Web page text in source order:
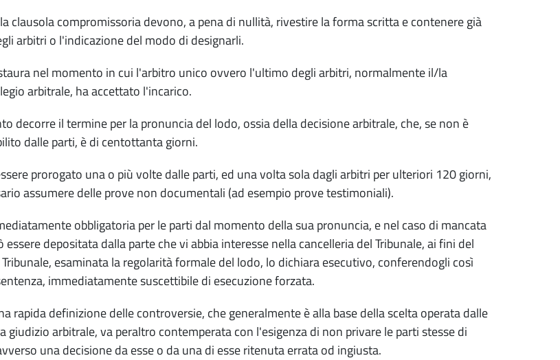
clausola compromissoria devono, a pena di nullità, rivestire la forma scritta e contenere già
arbitri o l'indicazione del modo di designarli.
nel momento in cui l'arbitro unico ovvero l'ultimo degli arbitri, normalmente il/la
arbitrale, ha accettato l'incarico.
decorre il termine per la pronuncia del lodo, ossia della decisione arbitrale, che, se non è
dalle parti, è di centottanta giorni.
prorogato una o più volte dalle parti, ed una volta sola dagli arbitri per ulteriori 120 giorni,
assumere delle prove non documentali (ad esempio prove testimoniali).
obbligatoria per le parti dal momento della sua pronuncia, e nel caso di mancata
depositata dalla parte che vi abbia interesse nella cancelleria del Tribunale, ai fini del
esaminata la regolarità formale del lodo, lo dichiara esecutivo, conferendogli così
immediatamente suscettibile di esecuzione forzata.
rapida definizione delle controversie, che generalmente è alla base della scelta operata dalle
giudizio arbitrale, va peraltro contemperata con l'esigenza di non privare le parti stesse di
una decisione da esse o da una di esse ritenuta errata od ingiusta.